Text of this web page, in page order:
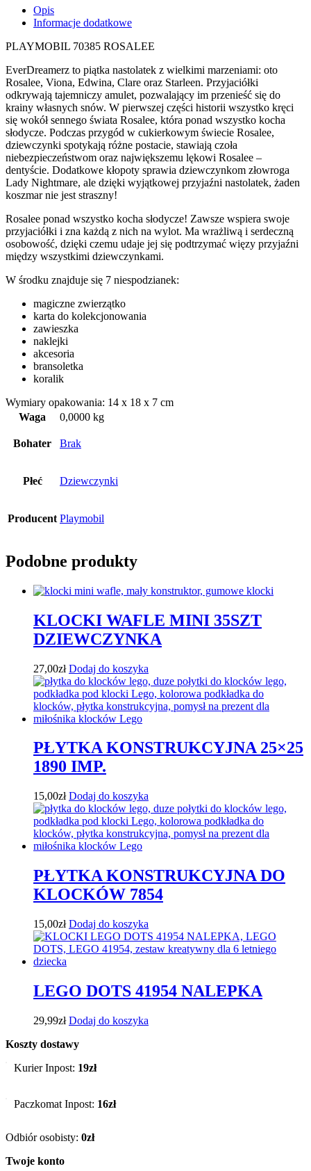
Opis
Informacje dodatkowe
PLAYMOBIL 70385 ROSALEE
EverDreamerz to piątka nastolatek z wielkimi marzeniami: oto
Rosalee, Viona, Edwina, Clare oraz Starleen. Przyjaciółki
odkrywają tajemniczy amulet, pozwalający im przenieść się do
krainy własnych snów. W pierwszej części historii wszystko kręci
się wokół sennego świata Rosalee, która ponad wszystko kocha
słodycze. Podczas przygód w cukierkowym świecie Rosalee,
dziewczynki spotykają różne postacie, stawiają czoła
niebezpieczeństwom oraz największemu lękowi Rosalee –
dentyście. Dodatkowe kłopoty sprawia dziewczynkom złowroga
Lady Nightmare, ale dzięki wyjątkowej przyjaźni nastolatek, żaden
koszmar nie jest straszny!
Rosalee ponad wszystko kocha słodycze! Zawsze wspiera swoje
przyjaciółki i zna każdą z nich na wylot. Ma wrażliwą i serdeczną
osobowość, dzięki czemu udaje jej się podtrzymać więzy przyjaźni
między wszystkimi dziewczynkami.
W środku znajduje się 7 niespodzianek:
magiczne zwierzątko
karta do kolekcjonowania
zawieszka
naklejki
akcesoria
bransoletka
koralik
Wymiary opakowania: 14 x 18 x 7 cm
Waga
0,0000 kg
Bohater Brak
Płeć Dziewczynki
Producent Playmobil
Podobne produkty
KLOCKI WAFLE MINI 35SZT
DZIEWCZYNKA
27,00zł Dodaj do koszyka
PŁYTKA KONSTRUKCYJNA 25×25
1890 IMP.
15,00zł Dodaj do koszyka
PŁYTKA KONSTRUKCYJNA DO
KLOCKÓW 7854
15,00zł Dodaj do koszyka
LEGO DOTS 41954 NALEPKA
29,99zł Dodaj do koszyka
Koszty dostawy
Kurier Inpost: 19zł
Paczkomat Inpost: 16zł
Odbiór osobisty: 0zł
Twoje konto